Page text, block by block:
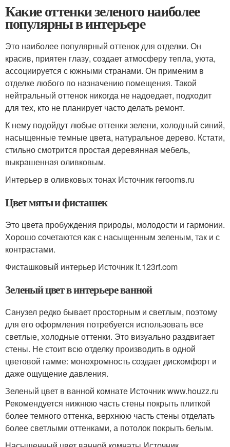
Какие оттенки зеленого наиболее
популярны в интерьере
Это наиболее популярный оттенок для отделки. Он
красив, приятен глазу, создает атмосферу тепла, уюта,
ассоциируется с южными странами. Он применим в
отделке любого по назначению помещения. Такой
нейтральный оттенок никогда не надоедает, подходит
для тех, кто не планирует часто делать ремонт.
К нему подойдут любые оттенки зелени, холодный синий,
насыщенные темные цвета, натуральное дерево. Кстати,
стильно смотрится простая деревянная мебель,
выкрашенная оливковым.
Интерьер в оливковых тонах Источник rerooms.ru
Цвет мяты и фисташек
Это цвета пробуждения природы, молодости и гармонии.
Хорошо сочетаются как с насыщенным зеленым, так и с
контрастами.
Фисташковый интерьер Источник it.123rf.com
Зеленый цвет в интерьере ванной
Санузел редко бывает просторным и светлым, поэтому
для его оформления потребуется использовать все
светлые, холодные оттенки. Это визуально раздвигает
стены. Не стоит всю отделку производить в одной
цветовой гамме: монохромность создает дискомфорт и
даже ощущение давления.
Зеленый цвет в ванной комнате Источник www.houzz.ru
Рекомендуется нижнюю часть стены покрыть плиткой
более темного оттенка, верхнюю часть стены отделать
более светлыми оттенками, а потолок покрыть белым.